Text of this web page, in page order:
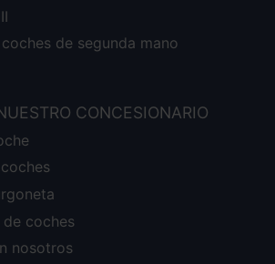
de segunda mano
CONCESIONARIO
de coches
nosotros